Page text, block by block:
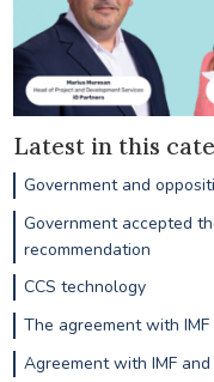
Latest in this
Government and
Government accepted
recommendation
CCS technology
The agreement with
Agreement with IMF